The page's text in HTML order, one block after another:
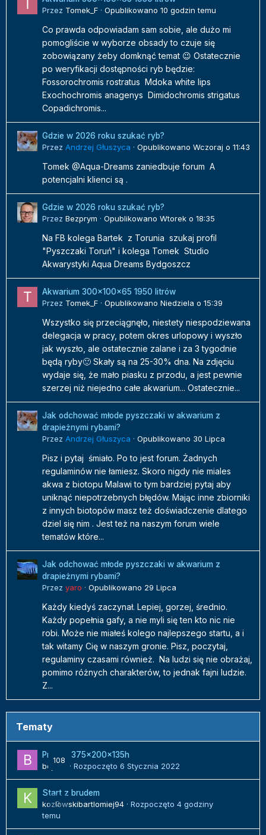
Przez Tomek_F · Opublikowano 10 godzin temu
Co prawda odpowiadam sam sobie, ale dużo mi
pomogliście w wyborze obsady to czuje się
zobowiązany żeby domknąć temat 😉 Ostatecznie
po weryfikacji dostępności ryb będzie:
Fossorochromis rostratus Mdoka white lips
Exochochromis anagenys Dimidochromis strigatus
Copadichromis...
Gdzie w 2026 roku szukać ryb?
Przez Andrzej Głuszyca · Opublikowano Wczoraj o 11:43
Tomek @Aqua-Dreams zaniedbuje forum A
potencjalni klienci są .
Gdzie w 2026 roku szukać ryb?
Przez Bezprym · Opublikowano Wtorek o 18:35
Na FB kolega Bartek z Torunia szukaj profil
"Pyszczaki Toruń" i kolega Tomek Studio
Akwarystyki Aqua Dreams Bydgoszcz
Akwarium 300x100x65 1950 litrów
Przez Tomek_F · Opublikowano Niedziela o 15:39
Wszystko się przeciągnęło, niestety niespodziewana
delegacja w pracy, potem okres urlopowy i wyszło
jak wyszło, ale ostatecznie zalane i za 3 tygodnie
będą ryby🙂 Skały są na 25-30% dna. Na zdjęciu
wydaje się, że mało piasku z przodu, a jest pewnie
szerzej niż niejedno całe akwarium... Ostatecznie...
Jak odchować młode pyszczaki w akwarium z
drapieżnymi rybami?
Przez Andrzej Głuszyca · Opublikowano 30 Lipca
Pisz i pytaj śmiało. Po to jest forum. Żadnych
regulaminów nie łamiesz. Skoro nigdy nie miales
akwa z biotopu Malawi to tym bardziej pytaj aby
uniknąć niepotrzebnych błędów. Mając inne zbiorniki
z innych biotopów masz też doświadczenie dlatego
dziel się nim . Jest też na naszym forum wiele
tematów które...
Jak odchować młode pyszczaki w akwarium z
drapieżnymi rybami?
Przez yaro · Opublikowano 29 Lipca
Każdy kiedyś zaczynał. Lepiej, gorzej, średnio.
Każdy popełnia gafy, a nie myli się ten kto nic nie
robi. Może nie miałeś kolego najlepszego startu, a i
tak witamy Cię w naszym gronie. Pisz, poczytaj,
regulaminy czasami również. Na ludzi się nie obrażaj,
pomimo różnych charakterów, to jednak fajni ludzie.
Z...
Tematy
108
Projekt 375x200x135h
bojack
· Rozpoczęto 6 Stycznia 2022
0
Start z brudem
kozlowskibartlomiej94 · Rozpoczęto 4 godziny
temu